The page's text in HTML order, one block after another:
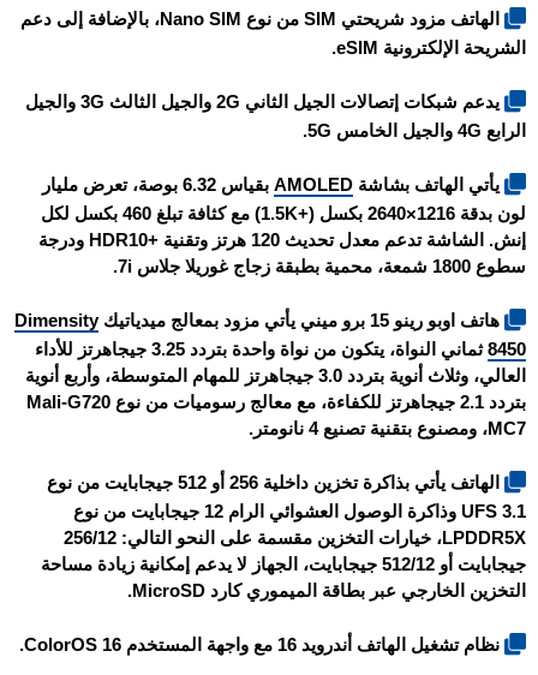
الهاتف مزود شريحتي SIM من نوع Nano SIM، بالإضافة إلى دعم
الشريحة الإلكترونية eSIM.
يدعم شبكات إتصالات الجيل الثاني 2G والجيل الثالث 3G والجيل
الرابع 4G والجيل الخامس 5G.
يأتي الهاتف بشاشة AMOLED
بقياس 6.32 بوصة، تعرض مليار
لون بدقة 1216×2640 بكسل (+1.5K) مع كثافة تبلغ 460 بكسل لكل
إنش. الشاشة تدعم معدل تحديث 120 هرتز وتقنية +HDR10 ودرجة
سطوع 1800 شمعة، محمية بطبقة زجاج غوريلا جلاس 7i.
هاتف اوبو رينو 15 برو ميني يأتي مزود بمعالج ميدياتيكDimensity
8450
ثماني النواة، يتكون من نواة واحدة بتردد 3.25 جيجاهرتز للأداء
العالي، وثلاث أنوية بتردد 3.0 جيجاهرتز للمهام المتوسطة، وأربع أنوية
بتردد 2.1 جيجاهرتز للكفاءة، مع معالج رسوميات من نوع Mali-G720
MC7، ومصنوع بتقنية تصنيع 4 نانومتر.
الهاتف يأتي بذاكرة تخزين داخلية 256 أو 512 جيجابايت من نوع
UFS 3.1 وذاكرة الوصول العشوائي الرام 12 جيجابايت من نوع
LPDDR5X، خيارات التخزين مقسمة على النحو التالي: 256/12
جيجابايت أو 512/12 جيجابايت، الجهاز لا يدعم إمكانية زيادة مساحة
التخزين الخارجي عبر بطاقة الميموري كارد MicroSD.
نظام تشغيل الهاتف أندرويد 16 مع واجهة المستخدم ColorOS 16.